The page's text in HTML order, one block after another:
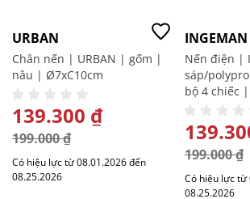
URBAN
Chân nến | URBAN | gốm |
nâu | Ø7xC10cm
GIÁ ĐẶC BIỆT
139.300 ₫
199.000 ₫
Có hiệu lực từ 08.01.2026 đến
08.25.2026
INGEMAN
Nến điện |
sáp/
bộ 4 chiếc
GIÁ ĐẶC
199.000 ₫
Có hiệu lực từ
08.25.2026